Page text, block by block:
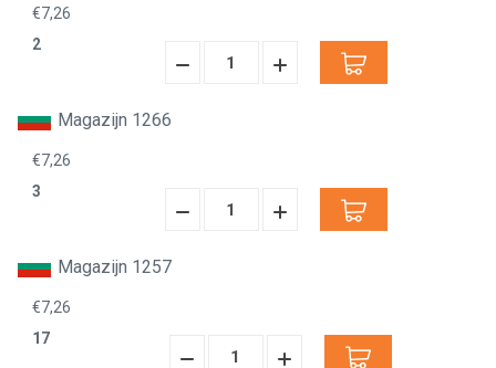
€7,26
2
Hoeveelheid
Hoeveelheid
Magazijn 1266
€7,26
3
Hoeveelheid
Hoeveelheid
Magazijn 1257
€7,26
17
Hoeveelheid
Hoeveelheid